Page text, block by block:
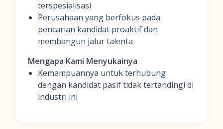
terspesialisasi
Perusahaan yang berfokus pada
pencarian kandidat proaktif dan
membangun jalur talenta
Mengapa Kami Menyukainya
Kemampuannya untuk terhubung
dengan kandidat pasif tidak tertandingi di
industri ini